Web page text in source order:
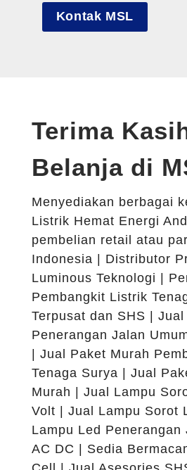
Kontak MSL
Terima
Belanja di
Menyediakan berbagai
Listrik Hemat Energi
pembelian retail atau
Indonesia | Distributor
Luminous Teknologi |
Pembangkit Listrik
Terpusat dan SHS |
Penerangan Jalan
| Jual Paket Murah
Tenaga Surya | Jual
Murah | Jual Lampu
Volt | Jual Lampu Sorot
Lampu Led Penerangan
AC DC | Sedia